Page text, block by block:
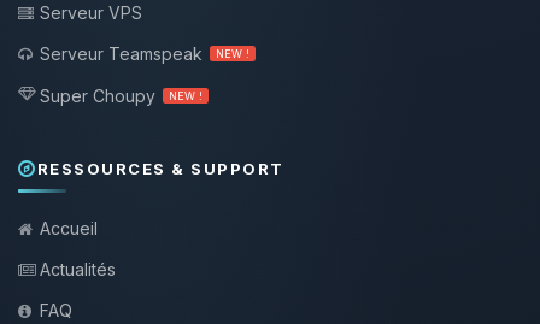
Serveur VPS
Serveur Teamspeak
NEW !
Super Choupy NEW !
RESSOURCES & SUPPORT
Accueil
Actualités
FAQ